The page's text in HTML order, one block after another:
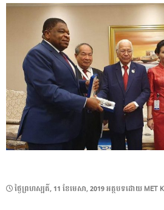
POSTED
ថ្ងៃ​ព្រហស្បតិ៍, 11 ខែ​មេសា, 2019អត្ថបទដោយ MET